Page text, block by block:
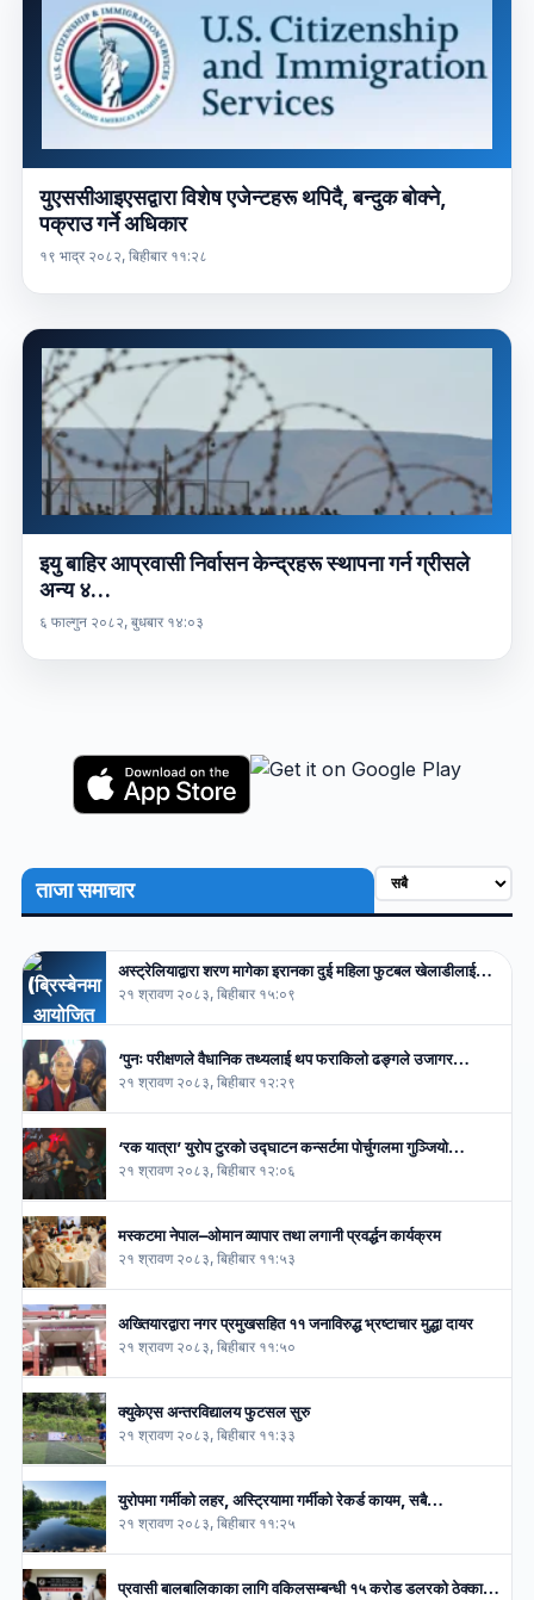
युएससीआइएसद्वारा विशेष एजेन्टहरू थपिदै, बन्दुक बोक्ने,
पक्राउ गर्ने अधिकार
१९ भाद्र २०८२, बिहीबार ११:२८
इयु बाहिर आप्रवासी निर्वासन केन्द्रहरू स्थापना गर्न ग्रीसले
अन्य ४…
६ फाल्गुन २०८२, बुधबार १४:०३
ताजा समाचार
अस्ट्रेलियाद्वारा शरण मागेका इरानका दुई महिला फुटबल खेलाडीलाई…
२१ श्रावण २०८३, बिहीबार १५:०९
‘पुनः परीक्षणले वैधानिक तथ्यलाई थप फराकिलो ढङ्गले उजागर…
२१ श्रावण २०८३, बिहीबार १२:२९
‘रक यात्रा’ युरोप टुरको उद्घाटन कन्सर्टमा पोर्चुगलमा गुञ्जियो…
२१ श्रावण २०८३, बिहीबार १२:०६
मस्कटमा नेपाल–ओमान व्यापार तथा लगानी प्रवर्द्धन कार्यक्रम
२१ श्रावण २०८३, बिहीबार ११:५३
अख्तियारद्वारा नगर प्रमुखसहित ११ जनाविरुद्ध भ्रष्टाचार मुद्धा दायर
२१ श्रावण २०८३, बिहीबार ११:५०
क्युकेएस अन्तरविद्यालय फुटसल सुरु
२१ श्रावण २०८३, बिहीबार ११:३३
युरोपमा गर्मीको लहर, अस्ट्रियामा गर्मीको रेकर्ड कायम, सबै…
२१ श्रावण २०८३, बिहीबार ११:२५
प्रवासी बालबालिकाका लागि वकिलसम्बन्धी १५ करोड डलरको ठेक्का…